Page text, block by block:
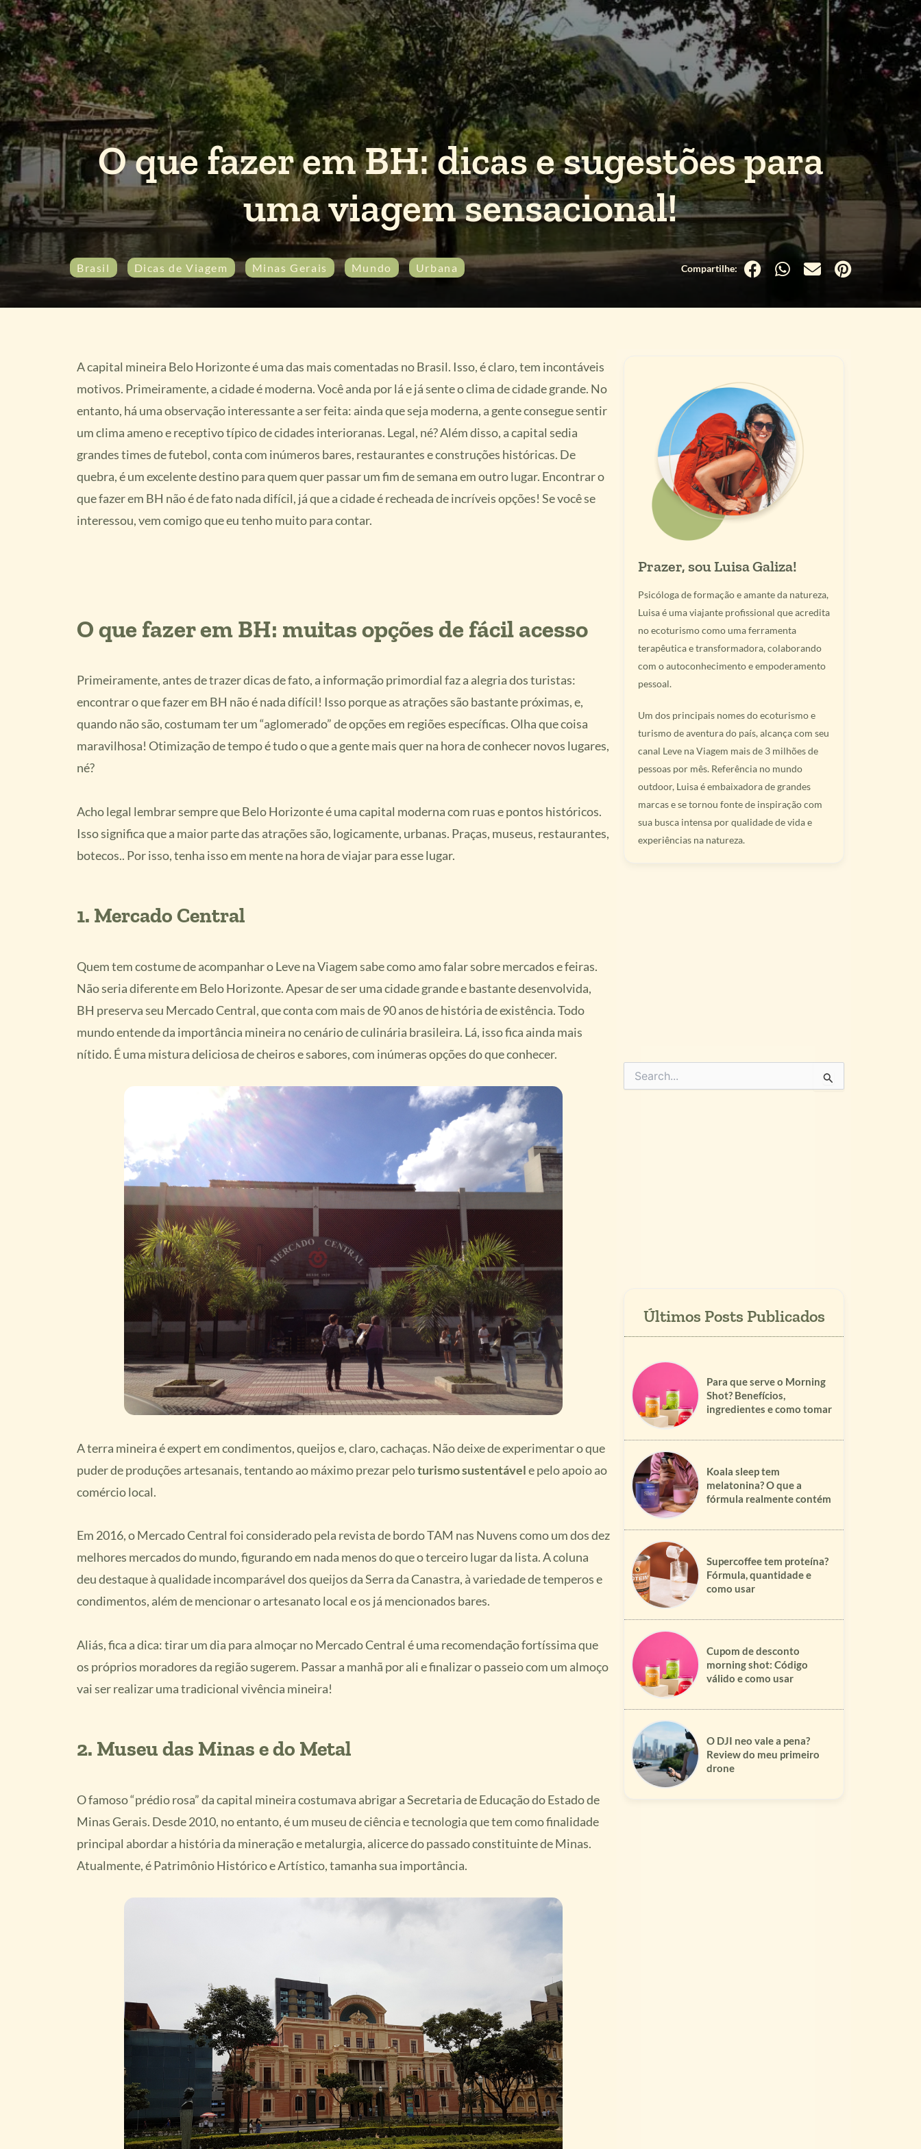
O que fazer em BH: dicas e sugestões para
uma viagem sensacional!
Brasil Dicas de Viagem Minas Gerais Mundo Urbana
A capital mineira Belo Horizonte é uma das mais comentadas no Brasil. Isso, é claro, tem incontáveis
motivos. Primeiramente, a cidade é moderna. Você anda por lá e já sente o clima de cidade grande. No
entanto, há uma observação interessante a ser feita: ainda que seja moderna, a gente consegue sentir
um clima ameno e receptivo típico de cidades interioranas. Legal, né? Além disso, a capital sedia
grandes times de futebol, conta com inúmeros bares, restaurantes e construções históricas. De
quebra, é um excelente destino para quem quer passar um fim de semana em outro lugar. Encontrar o
que fazer em BH não é de fato nada difícil, já que a cidade é recheada de incríveis opções! Se você se
interessou, vem comigo que eu tenho muito para contar.
O que fazer em BH: muitas opções de fácil acesso
Primeiramente, antes de trazer dicas de fato, a informação primordial faz a alegria dos turistas:
encontrar o que fazer em BH não é nada difícil! Isso porque as atrações são bastante próximas, e,
quando não são, costumam ter um “aglomerado” de opções em regiões específicas. Olha que coisa
maravilhosa! Otimização de tempo é tudo o que a gente mais quer na hora de conhecer novos lugares,
né?
Acho legal lembrar sempre que Belo Horizonte é uma capital moderna com ruas e pontos históricos.
Isso significa que a maior parte das atrações são, logicamente, urbanas. Praças, museus, restaurantes,
botecos.. Por isso, tenha isso em mente na hora de viajar para esse lugar.
1. Mercado Central
Quem tem costume de acompanhar o Leve na Viagem sabe como amo falar sobre mercados e feiras.
Não seria diferente em Belo Horizonte. Apesar de ser uma cidade grande e bastante desenvolvida,
BH preserva seu Mercado Central, que conta com mais de 90 anos de história de existência. Todo
mundo entende da importância mineira no cenário de culinária brasileira. Lá, isso fica ainda mais
nítido. É uma mistura deliciosa de cheiros e sabores, com inúmeras opções do que conhecer.
A terra mineira é expert em condimentos, queijos e, claro, cachaças. Não deixe de experimentar o que
puder de produções artesanais, tentando ao máximo prezar peloturismo sustentávele pelo apoio ao
comércio local.
Em 2016, o Mercado Central foi considerado pela revista de bordo TAM nas Nuvens como um dos dez
melhores mercados do mundo, figurando em nada menos do que o terceiro lugar da lista. A coluna
deu destaque à qualidade incomparável dos queijos da Serra da Canastra, à variedade de temperos e
condimentos, além de mencionar o artesanato local e os já mencionados bares.
Aliás, fica a dica: tirar um dia para almoçar no Mercado Central é uma recomendação fortíssima que
os próprios moradores da região sugerem. Passar a manhã por ali e finalizar o passeio com um almoço
vai ser realizar uma tradicional vivência mineira!
2. Museu das Minas e do Metal
O famoso “prédio rosa” da capital mineira costumava abrigar a Secretaria de Educação do Estado de
Minas Gerais. Desde 2010, no entanto, é um museu de ciência e tecnologia que tem como finalidade
principal abordar a história da mineração e metalurgia, alicerce do passado constituinte de Minas.
Atualmente, é Patrimônio Histórico e Artístico, tamanha sua importância.
Prazer, sou Luisa Galiza!
Psicóloga de formação e amante da natureza,
Luisa é uma viajante profissional que acredita
no ecoturismo como uma ferramenta
terapêutica e transformadora, colaborando
com o autoconhecimento e empoderamento
pessoal.
Um dos principais nomes do ecoturismo e
turismo de aventura do país, alcança com seu
canal Leve na Viagem mais de 3 milhões de
pessoas por mês. Referência no mundo
outdoor, Luisa é embaixadora de grandes
marcas e se tornou fonte de inspiração com
sua busca intensa por qualidade de vida e
experiências na natureza.
Pesquisar
por:
Para que serve o Morning
Shot? Benefícios,
ingredientes e como tomar
Koala sleep tem
melatonina? O que a
fórmula realmente contém
Supercoffee tem proteína?
Fórmula, quantidade e
como usar
Cupom de desconto
morning shot: Código
válido e como usar
O DJI neo vale a pena?
Review do meu primeiro
drone